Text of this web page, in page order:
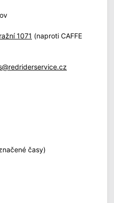
1071 (naproti CAFFE
časy)